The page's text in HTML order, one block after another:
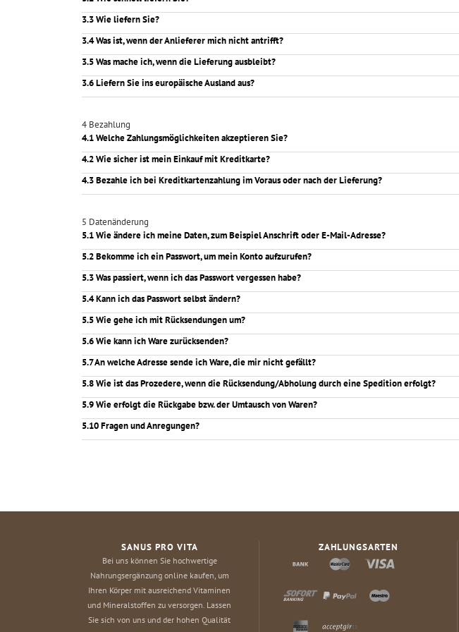
3.3 Wie liefern Sie?
3.4 Was ist, wenn der Anlieferer mich nicht antrifft?
3.5 Was mache ich, wenn die Lieferung ausbleibt?
3.6 Liefern Sie ins europäische Ausland aus?
4 Bezahlung
4.1 Welche Zahlungsmöglichkeiten akzeptieren Sie?
4.2 Wie sicher ist mein Einkauf mit Kreditkarte?
4.3 Bezahle ich bei Kreditkartenzahlung im Voraus oder nach der Lieferung?
5 Datenänderung
5.1 Wie ändere ich meine Daten, zum Beispiel Anschrift oder E-Mail-Adresse?
5.2 Bekomme ich ein Passwort, um mein Konto aufzurufen?
5.3 Was passiert, wenn ich das Passwort vergessen habe?
5.4 Kann ich das Passwort selbst ändern?
5.5 Wie gehe ich mit Rücksendungen um?
5.6 Wie kann ich Ware zurücksenden?
5.7 An welche Adresse sende ich Ware, die mir nicht gefällt?
5.8 Wie ist das Prozedere, wenn die Rücksendung/Abholung durch eine Spedition erfolgt?
5.9 Wie erfolgt die Rückgabe bzw. der Umtausch von Waren?
5.10 Fragen und Anregungen?
SANUS PRO VITA
Bei uns können Sie hochwertige
Nahrungsergänzung online kaufen, um
Ihren Körper mit ausreichend Vitaminen
und Mineralstoffen zu versorgen. Lassen
Sie sich von uns und der hohen Qualität
ZAHLUNGSARTEN